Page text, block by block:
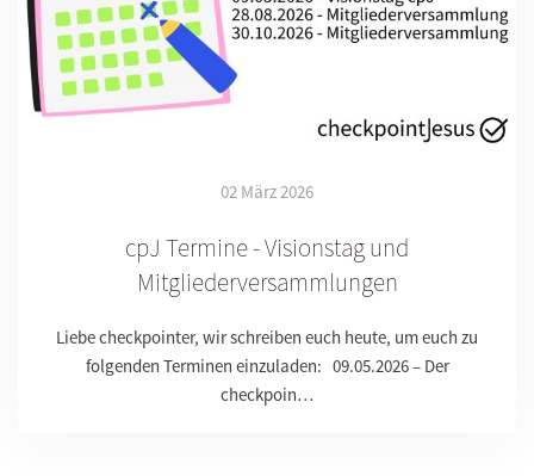
02 März 2026
cpJ Termine - Visionstag und
Mitgliederversammlungen
Liebe checkpointer, wir schreiben euch heute, um euch zu
folgenden Terminen einzuladen: 09.05.2026 – Der
checkpoin…